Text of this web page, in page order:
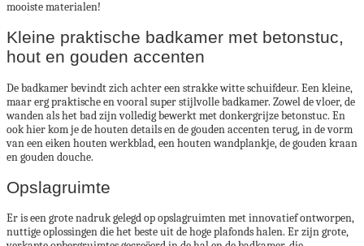
Kleine praktische badkamer met betonstuc,
hout en gouden accenten
De badkamer bevindt zich achter een strakke witte schuifdeur. Een kleine,
maar erg praktische en vooral super stijlvolle badkamer. Zowel de vloer, de
wanden als het bad zijn volledig bewerkt met donkergrijze betonstuc. En
ook hier kom je de houten details en de gouden accenten terug, in de vorm
van een eiken houten werkblad, een houten wandplankje, de gouden kraan
en gouden douche.
Opslagruimte
Er is een grote nadruk gelegd op opslagruimten met innovatief ontworpen,
nuttige oplossingen die het beste uit de hoge plafonds halen. Er zijn grote,